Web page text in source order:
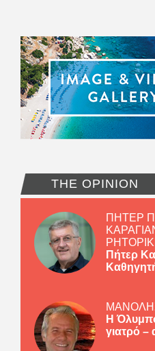
THE OPINION
ΠΗΤΕΡ
Πήτερ
Η
γιατρό –